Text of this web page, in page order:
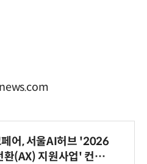
어, 서울AI허브 '2026
환(AX) 지원사업' 컨소